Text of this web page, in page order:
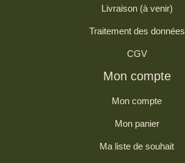
Livraison (à venir)
Traitement des données
CGV
Mon compte
Mon compte
Mon panier
Ma liste de souhait